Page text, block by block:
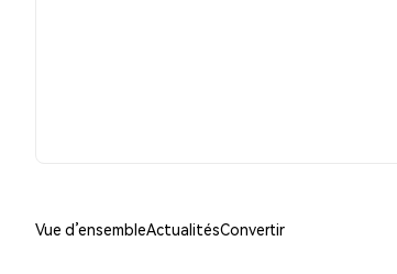
Vue d’ensembleActualitésConvertir